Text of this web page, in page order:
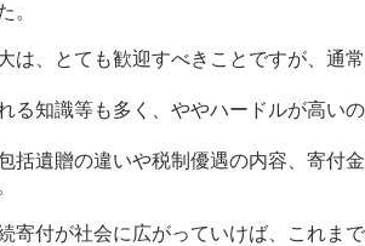
。
は、とても歓迎すべきことですが、通常
る知識等も多く、ややハードルが高いの
括遺贈の違いや税制優遇の内容、寄付金
寄付が社会に広がっていけば、これまで